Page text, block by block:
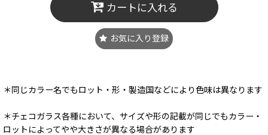
カートに入れる
お気に入り登録
＊同じカラー名でもロット・形・製造国などにより色味は異なります
＊チェコガラス各種において、サイズや形の記載が同じでもカラー・
ロットによってやや大きさが異なる場合があります